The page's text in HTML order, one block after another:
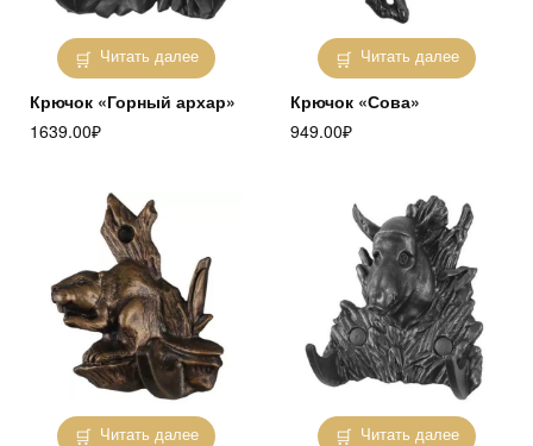
Читать далее
Крючок «Горный архар»
1639.00₽
Читать далее
Крючок «Сова»
949.00₽
Читать далее Читать далее